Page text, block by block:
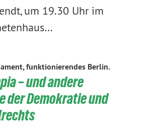
um 19.30 Uhr im
funktionierendes Berlin.
– und andere
der Demokratie und